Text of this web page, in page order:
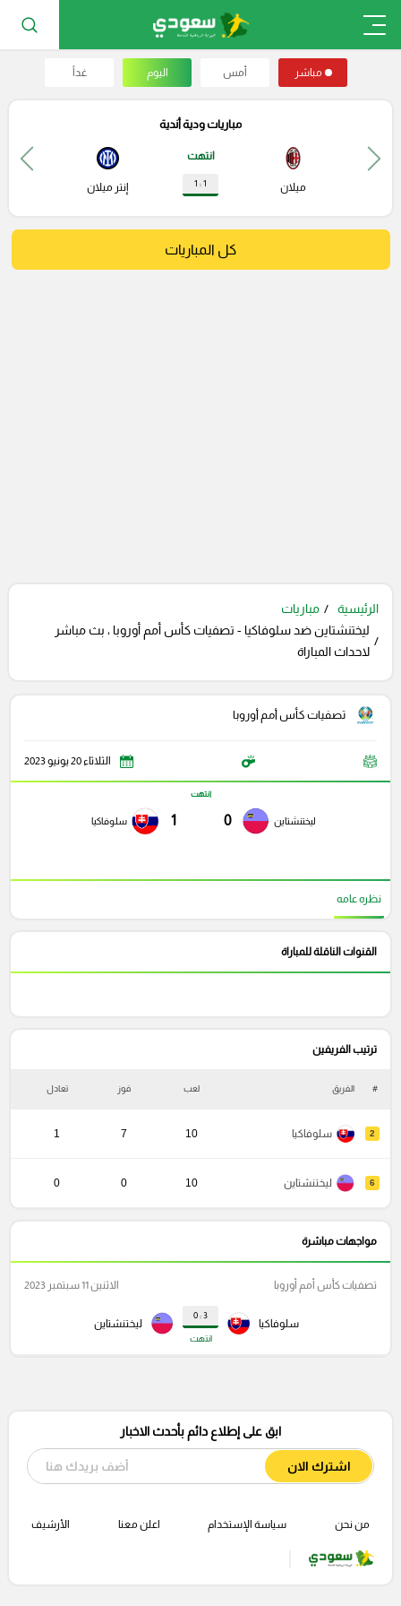
مباشر أمس اليوم غداً
مباريات ودية أندية
ميلان
انتهت
1 : 1 إنتر ميلان
كل المباريات
الرئيسية
مباريات
ليختنشتاين ضد سلوفاكيا - تصفيات كأس أمم أوروبا ، بث مباشر
لاحداث المباراة
تصفيات كأس أمم أوروبا
الثلاثاء 20 يونيو 2023
ليختنشتاين 0
انتهت
1 سلوفاكيا
نظره عامه
القنوات الناقلة للمباراة
ترتيب الفريفين
# الفريق لعب فوز تعادل
2 سلوفاكيا 10
7
1
6 ليختنشتاين 10
0
0
مواجهات مباشرة
سلوفاكيا
3 : 0
انتهت
ليختنشتاين
تصفيات كأس أمم أوروبا الاثنين 11 سبتمبر 2023
ابق على إطلاع دائم بأحدث الاخبار
اشترك الان
من نحن سياسة الإستخدام اعلن معنا الأرشيف